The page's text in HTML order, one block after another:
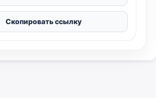
Скопировать ссылку